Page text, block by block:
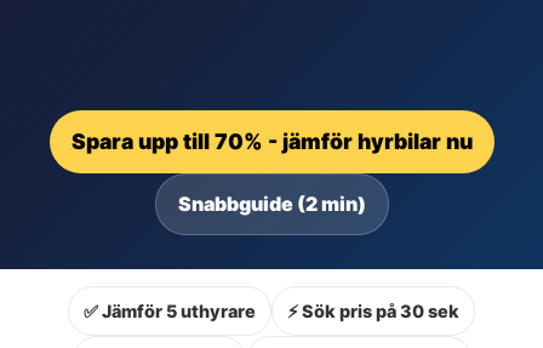
Spara upp till 70% - jämför hyrbilar nu
Snabbguide (2 min)
✅ Jämför 5 uthyrare ⚡ Sök pris på 30 sek